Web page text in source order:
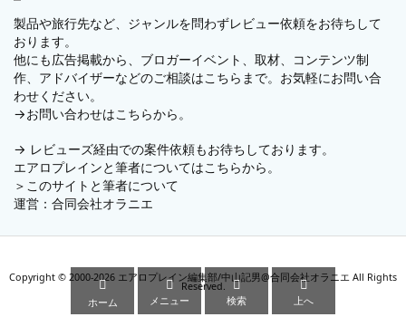
製品や旅行先など、ジャンルを問わずレビュー依頼をお待ちして
おります。
他にも広告掲載から、ブロガーイベント、取材、コンテンツ制
作、アドバイザーなどのご相談はこちらまで。お気軽にお問い合
わせください。
→お問い合わせはこちらから。
→ レビューズ経由での案件依頼もお待ちしております。
エアロプレインと筆者についてはこちらから。
＞ このサイトと筆者について
運営： 合同会社オラニエ
Copyright © 2000-2026 エアロプレイン編集部/中山記男@合同会社オラニエ All Rights
Reserved.

ホーム

メニュー

検索

上へ